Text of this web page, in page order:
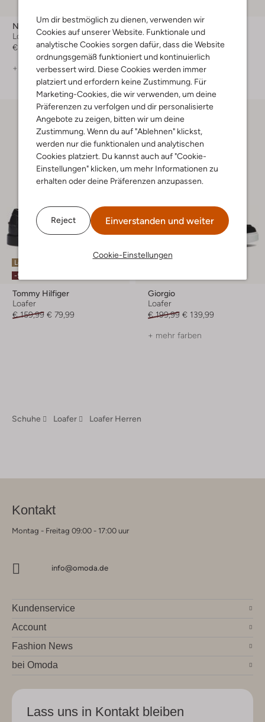
Um dir bestmöglich zu dienen, verwenden wir
Cookies auf unserer Website. Funktionale und
analytische Cookies sorgen dafür, dass die Website
ordnungsgemäß funktioniert und kontinuierlich
verbessert wird. Diese Cookies werden immer
platziert und erfordern keine Zustimmung. Für
Marketing-Cookies, die wir verwenden, um deine
Präferenzen zu verfolgen und dir personalisierte
Angebote zu zeigen, bitten wir um deine
Zustimmung. Wenn du auf "Ablehnen" klickst,
werden nur die funktionalen und analytischen
Cookies platziert. Du kannst auch auf "Cookie-
Einstellungen" klicken, um mehr Informationen zu
erhalten oder deine Präferenzen anzupassen.
Reject Einverstanden und weiter
Cookie-Einstellungen
Nubikk
Loafer
€ 219,99
+ mehr farben
Magnanni
Loafer
€ 389,99 € 272,99
+ mehr farben
Letzter Artikel
-50%
Tommy Hilfiger
Loafer
€ 159,99 € 79,99
Giorgio
Loafer
€ 199,99 € 139,99
+ mehr farben
Schuhe Loafer Loafer Herren
Kontakt
Montag - Freitag 09:00 - 17:00 uur
info@omoda.de
Kundenservice
Account
Fashion News
bei Omoda
Lass uns in Kontakt bleiben